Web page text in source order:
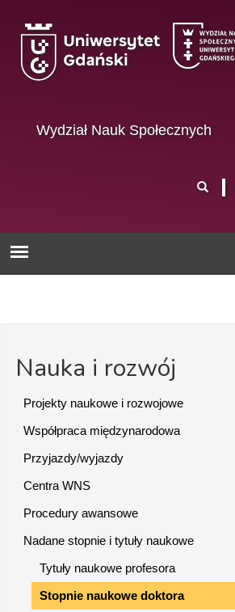
Wydział Nauk Społecznych
wyszukiwania
Nauka i rozwój
Projekty naukowe i rozwojowe
Współpraca międzynarodowa
Przyjazdy/wyjazdy
Centra WNS
Procedury awansowe
Nadane stopnie i tytuły naukowe
Tytuły naukowe profesora
Stopnie naukowe doktora